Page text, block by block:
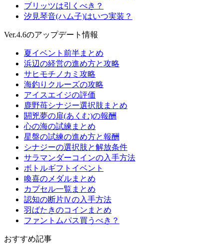
ブリッツは引くべき？
汐見琴音(ハム子)はいつ実装？
Ver.4.6のアップデート情報
夏イベント前半まとめ
浜辺の経営の進め方と攻略
サヒモチノカミ攻略
海釣りクルーズの攻略
アイスエイジの評価
鹿野苺シナジー選択肢まとめ
閼兇夢の扉(あくむ)の報酬
心の海の試練まとめ
星盤の試練の進め方と報酬
シナジーの選択肢と解放条件
サラマンダーコインの入手方法
ボトルギフトイベント
喚喜のメダルまとめ
カプセル一覧まとめ
認知の断片Ⅳの入手方法
羽ばたきのコインまとめ
ファントムパス買うべき？
おすすめ記事